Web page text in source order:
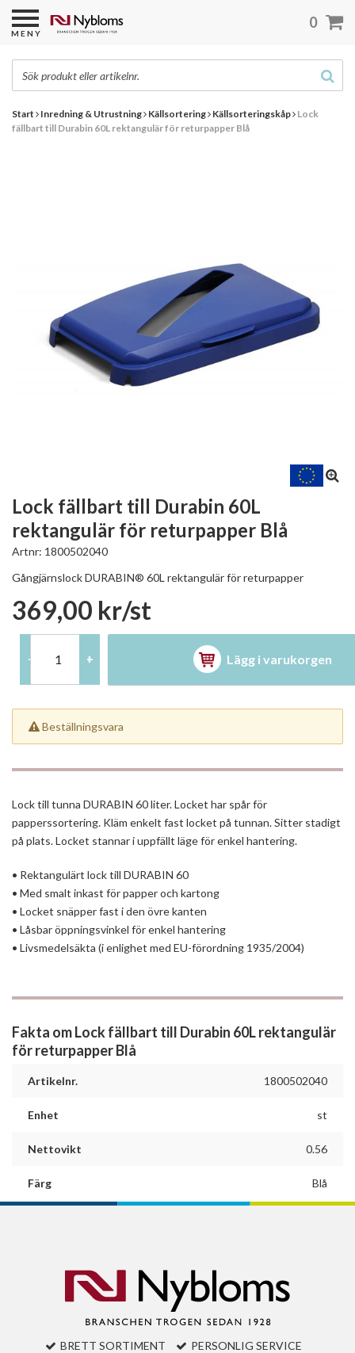
Start Inredning & Utrustning Källsortering Källsorteringskåp Lock
fällbart till Durabin 60L rektangulär för returpapper Blå
Lock fällbart till Durabin 60L
rektangulär för returpapper Blå
Artnr: 1800502040
Gångjärnslock DURABIN® 60L rektangulär för returpapper
369,00 kr/st
- + Lägg i varukorgen
Beställningsvara
Lock till tunna DURABIN 60 liter. Locket har spår för
papperssortering. Kläm enkelt fast locket på tunnan. Sitter stadigt
på plats. Locket stannar i uppfällt läge för enkel hantering.
• Rektangulärt lock till DURABIN 60
• Med smalt inkast för papper och kartong
• Locket snäpper fast i den övre kanten
• Låsbar öppningsvinkel för enkel hantering
• Livsmedelsäkta (i enlighet med EU-förordning 1935/2004)
Fakta om Lock fällbart till Durabin 60L rektangulär
för returpapper Blå
Artikelnr. 1800502040
Enhet st
Nettovikt 0.56
Färg Blå
BRETT SORTIMENT
PERSONLIG SERVICE
MENY
0